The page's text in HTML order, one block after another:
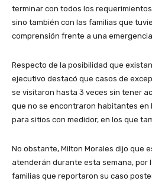
terminar con todos los
sino también con las familias que
comprensión frente a una emergencia
Respecto de la posibilidad que
ejecutivo destacó que casos de
se visitaron hasta 3 veces sin tener
que no se encontraron habitantes en
para sitios con medidor, en los que
No obstante, Milton Morales dijo que
atenderán durante esta semana, por
familias que reportaron su caso